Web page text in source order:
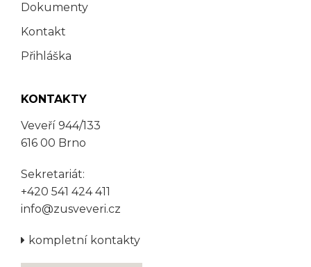
Dokumenty
Kontakt
Přihláška
KONTAKTY
Veveří 944/133
616 00 Brno
Sekretariát:
+420 541 424 411
info@zusveveri.cz
kompletní kontakty